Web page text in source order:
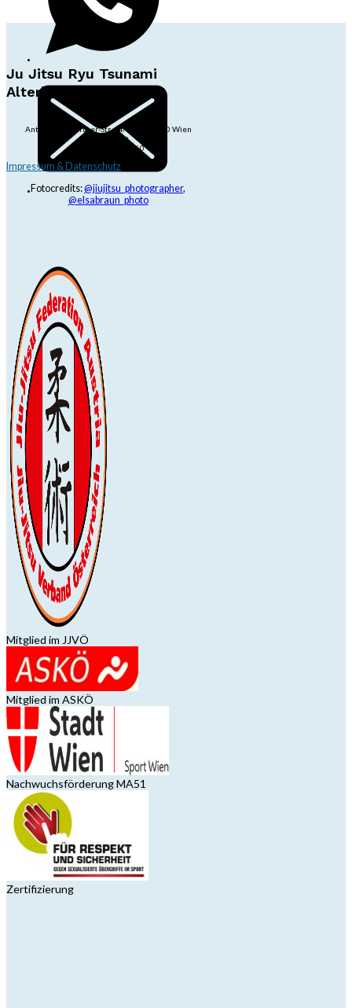
Ju Jitsu Ryu Tsunami
Alterlaa
Anton-Baumgartner-Str. 44/B8/01, 1230 Wien
dojo@jjrt.at
+43 6991 171 81 60
Impressum & Datenschutz
Fotocredits:@jiujitsu_photographer,
@elsabraun_photo
Mitglied im JJVÖ
Mitglied im ASKÖ
Nachwuchsförderung MA51
Zertifizierung